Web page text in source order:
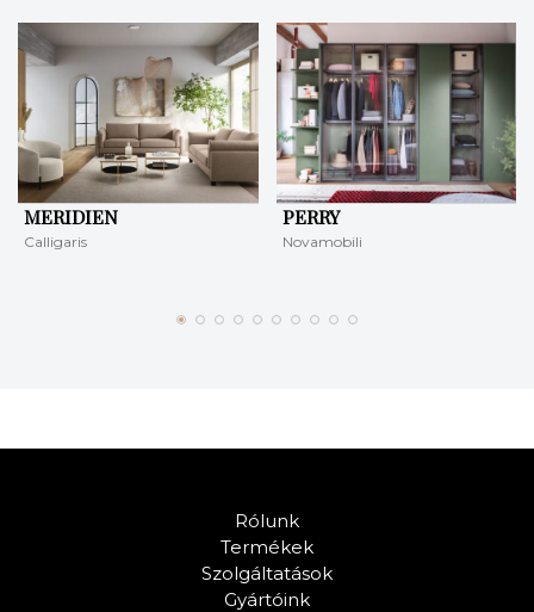
MERIDIEN
Calligaris
PERRY
Novamobili
Rólunk
Termékek
Szolgáltatások
Gyártóink